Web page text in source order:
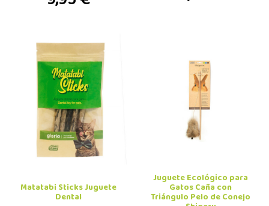
Matatabi Sticks Juguete
Dental
Juguete Ecológico para
Gatos Caña con
Triángulo Pelo de Conejo